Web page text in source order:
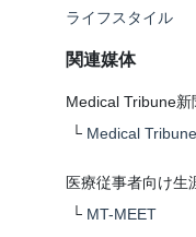
ライフスタイル
関連媒体
Medical Tribune新
└ Medical
医療従事者向け生
└ MT-MEET